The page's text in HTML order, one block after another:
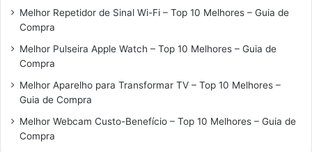
Melhor Repetidor de Sinal Wi-Fi – Top 10 Melhores – Guia de
Compra
Melhor Pulseira Apple Watch – Top 10 Melhores – Guia de
Compra
Melhor Aparelho para Transformar TV – Top 10 Melhores –
Guia de Compra
Melhor Webcam Custo-Benefício – Top 10 Melhores – Guia de
Compra